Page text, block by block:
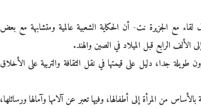
مع الجزيرة نت- أن الحكاية الشعبية عالمية ومتشابهة مع بعض
الألف الرابع قبل الميلاد في الصين والهند.
طويلة جدا، دليل على قيمتها في نقل الثقافة والتربية على الأخلاق
من المرأة إلى أطفالها، وفيها تعبر عن آلامها وآمالها ورسائلها،